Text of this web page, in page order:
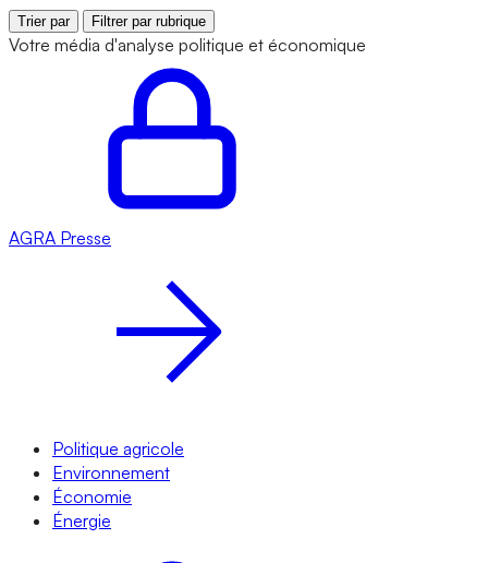
Trier par Filtrer par rubrique
Votre média d'analyse politique et économique
AGRA Presse
Politique agricole
Environnement
Économie
Énergie